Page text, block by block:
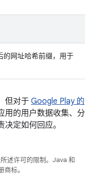
的网址哈希前缀，用于
但对于 Google Play 的
用的用户数据收集、分
定如何回应。
述许可的限制。Java 和
标。